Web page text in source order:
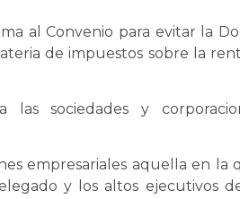
al Convenio para evitar la
de impuestos sobre la
las sociedades y
empresariales aquella en la
y los altos ejecutivos